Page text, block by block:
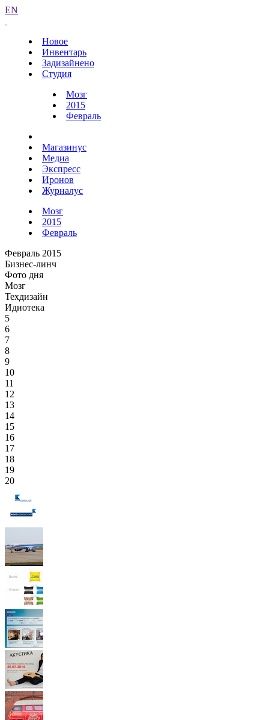
EN
Новое
Инвентарь
Задизайнено
Студия
Мозг
2015
Февраль
Магазинус
Медиа
Экспресс
Иронов
Журналус
Мозг
2015
Февраль
Февраль 2015
Бизнес-линч
Фото дня
Мозг
Техдизайн
Идиотека
5
6
7
8
9
10
11
12
13
14
15
16
17
18
19
20